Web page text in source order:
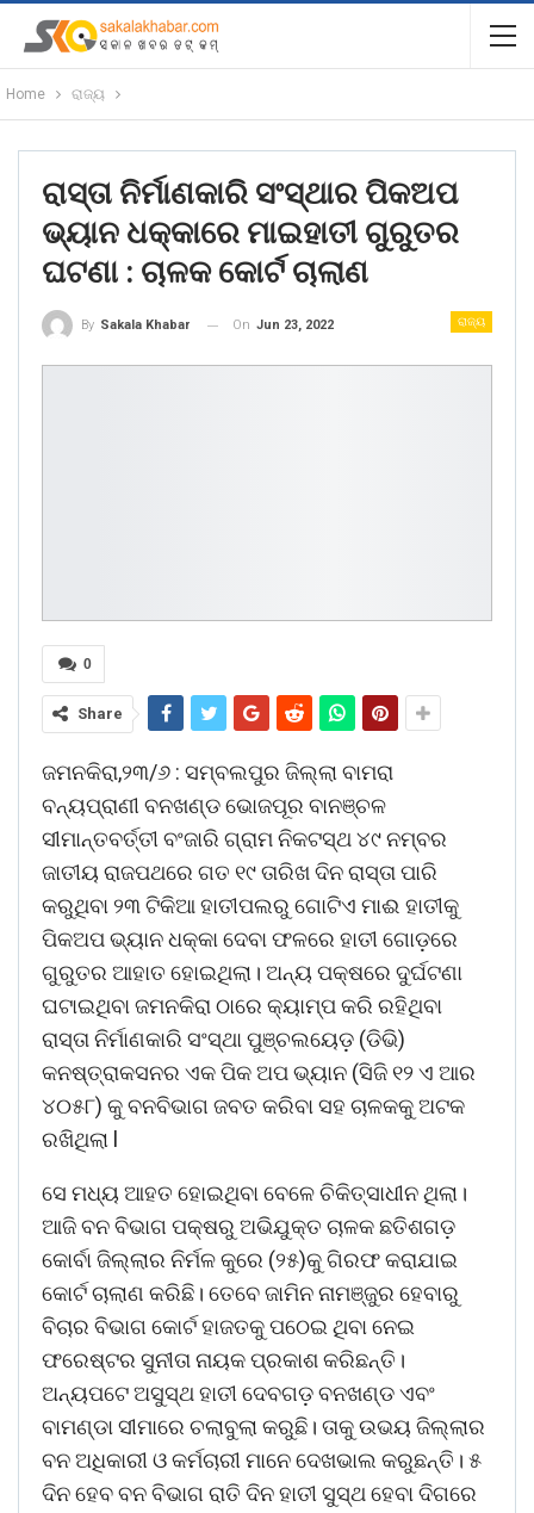
Home ରାଜ୍ୟ
ରାସ୍ତା ନିର୍ମାଣକାରି ସଂସ୍ଥାର ପିକଅପ
ଭ୍ୟାନ ଧକ୍କାରେ ମାଇହାତୀ ଗୁରୁତର
ଘଟଣା : ଚାଳକ କୋର୍ଟ ଚାଲାଣ
ରାଜ୍ୟ
By Sakala Khabar On Jun 23, 2022
0
Share
ଜମନକିରା,୨୩/୬ : ସମ୍ବଲପୁର ଜିଲ୍ଲା ବାମରା
ବନ୍ୟପ୍ରାଣୀ ବନଖଣ୍ଡ ଭୋଜପୂର ବାନଞ୍ଚଳ
ସୀମାନ୍ତବର୍ତ୍ତୀ ବଂଜାରି ଗ୍ରାମ ନିକଟସ୍ଥ ୪୯ ନମ୍ବର
ଜାତୀୟ ରାଜପଥରେ ଗତ ୧୯ ତାରିଖ ଦିନ ରାସ୍ତା ପାରି
କରୁଥିବା ୨୩ ଟିକିଆ ହାତୀପଲରୁ ଗୋଟିଏ ମାଈ ହାତୀକୁ
ପିକଅପ ଭ୍ୟାନ ଧକ୍କା ଦେବା ଫଳରେ ହାତୀ ଗୋଡ଼ରେ
ଗୁରୁତର ଆହାତ ହୋଇଥିଲା। ଅନ୍ୟ ପକ୍ଷରେ ଦୁର୍ଘଟଣା
ଘଟାଇଥିବା ଜମନକିରା ଠାରେ କ୍ୟାମ୍ପ କରି ରହିଥିବା
ରାସ୍ତା ନିର୍ମାଣକାରି ସଂସ୍ଥା ପୁଞ୍ଚଲୟେଡ଼ (ଡିଭି)
କନଷ୍ତ୍ରାକସନର ଏକ ପିକ ଅପ ଭ୍ୟାନ (ସିଜି ୧୨ ଏ ଆର
୪୦୫୮) କୁ ବନବିଭାଗ ଜବତ କରିବା ସହ ଚାଳକକୁ ଅଟକ
ରଖିଥିଲା l
ସେ ମଧ୍ୟ ଆହତ ହୋଇଥିବା ବେଳେ ଚିକିତ୍ସାଧୀନ ଥିଲା।
ଆଜି ବନ ବିଭାଗ ପକ୍ଷରୁ ଅଭିଯୁକ୍ତ ଚାଳକ ଛତିଶଗଡ଼
କୋର୍ବା ଜିଲ୍ଲାର ନିର୍ମଳ କୁରେ (୨୫)କୁ ଗିରଫ କରାଯାଇ
କୋର୍ଟ ଚାଲାଣ କରିଛି। ତେବେ ଜାମିନ ନାମଞ୍ଜୁର ହେବାରୁ
ବିଚାର ବିଭାଗ କୋର୍ଟ ହାଜତକୁ ପଠେଇ ଥିବା ନେଇ
ଫରେଷ୍ଟର ସୁନୀତା ନାୟକ ପ୍ରକାଶ କରିଛନ୍ତି।
ଅନ୍ୟପଟେ ଅସୁସ୍ଥ ହାତୀ ଦେବଗଡ଼ ବନଖଣ୍ଡ ଏବଂ
ବାମଣ୍ଡା ସୀମାରେ ଚଲାବୁଲା କରୁଛି। ତାକୁ ଉଭୟ ଜିଲ୍ଲାର
ବନ ଅଧିକାରୀ ଓ କର୍ମଚାରୀ ମାନେ ଦେଖଭାଲ କରୁଛନ୍ତି। ୫
ଦିନ ହେବ ବନ ବିଭାଗ ରାତି ଦିନ ହାତୀ ସୁସ୍ଥ ହେବା ଦିଗରେ